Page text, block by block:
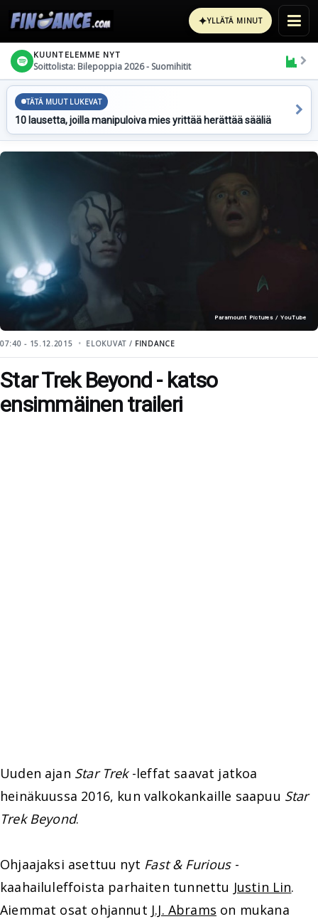
✦YLLÄTÄ MINUT
KUUNTELEMME NYT
Soittolista: Bilepoppia 2026 - Suomihitit
TÄTÄ MUUT LUKEVAT
10 lausetta, joilla manipuloiva mies yrittää herättää sääliä
Paramount Pictures / YouTube
07:40 - 15.12.2015 ELOKUVAT / FINDANCE
Star Trek Beyond - katso
ensimmäinen traileri
Uuden ajan Star Trek-leffat saavat jatkoa
heinäkuussa 2016, kun valkokankaille saapuu Star
Trek Beyond.
Ohjaajaksi asettuu nyt Fast & Furious-
kaahailuleffoista parhaiten tunnettu Justin Lin.
Aiemmat osat ohjannut J.J. Abrams on mukana